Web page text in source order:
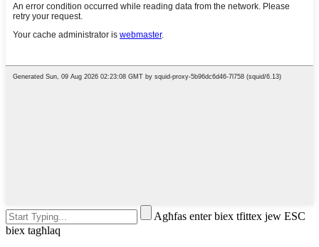
Agħfas enter biex tfittex jew ESC
biex tagħlaq